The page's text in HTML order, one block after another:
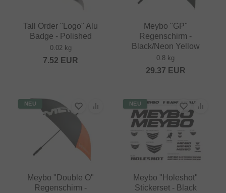
Tall Order "Logo" Alu
Badge - Polished
0.02 kg
7.52 EUR
Meybo "GP"
Regenschirm -
Black/Neon Yellow
0.8 kg
29.37 EUR
NEU
Meybo "Double O"
Regenschirm -
NEU
Meybo "Holeshot"
Stickerset - Black